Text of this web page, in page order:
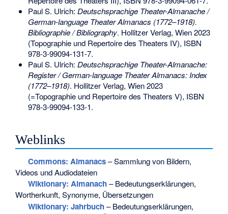
Paul S. Ulrich: Deutschsprachige Theater-Almanache /
German-language Theater Almanacs (1772–1918).
Bibliographie / Bibliography. Hollitzer Verlag, Wien 2023
(Topographie und Repertoire des Theaters IV), ISBN
978-3-99094-131-7.
Paul S. Ulrich: Deutschsprachige Theater-Almanache:
Register / German-language Theater Almanacs: Index
(1772–1918). Hollitzer Verlag, Wien 2023
(=Topographie und Repertoire des Theaters V), ISBN
978-3-99094-133-1.
Weblinks
Commons: Almanacs– Sammlung von Bildern,
Videos und Audiodateien
Wiktionary: Almanach– Bedeutungserklärungen,
Wortherkunft, Synonyme, Übersetzungen
Wiktionary: Jahrbuch– Bedeutungserklärungen,